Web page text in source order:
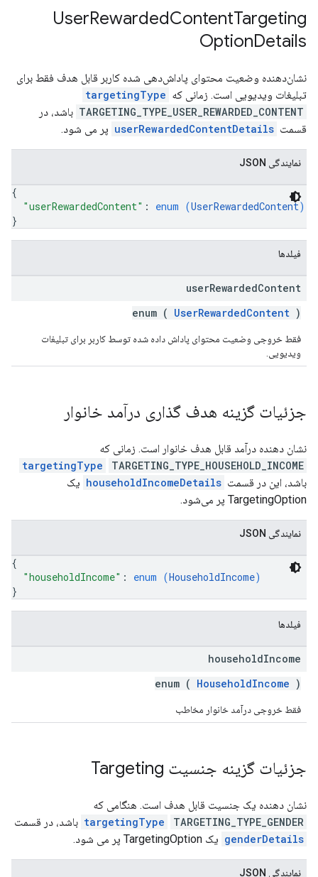
UserRewardedContentTargeting
OptionDetails
نشان‌دهنده وضعیت محتوای پاداش‌دهی شده کاربر قابل هدف فقط برای
تبلیغات ویدیویی است. زمانی که targetingType
TARGETING_TYPE_USER_REWARDED_CONTENT باشد، در
قسمت userRewardedContentDetails پر می شود.
نمایندگی JSON
{
"userRewardedContent" : enum (UserRewardedContent)
}
فیلدها
userRewardedContent
enum ( UserRewardedContent )
فقط خروجی وضعیت محتوای پاداش داده شده توسط کاربر برای تبلیغات
ویدیویی.
جزئیات گزینه هدف گذاری درآمد خانوار
نشان دهنده درآمد قابل هدف خانوار است. زمانی که
targetingType
TARGETING_TYPE_HOUSEHOLD_INCOME
باشد، این در قسمت householdIncomeDetails یک
TargetingOption پر می‌شود.
نمایندگی JSON
{
"householdIncome" : enum (HouseholdIncome)
}
فیلدها
householdIncome
enum ( HouseholdIncome )
فقط خروجی درآمد خانوار مخاطب
جزئیات گزینه جنسیت Targeting
نشان دهنده یک جنسیت قابل هدف است. هنگامی که
targetingType
TARGETING_TYPE_GENDER
باشد، در قسمت
genderDetails یک TargetingOption پر می شود.
نمایندگی JSON